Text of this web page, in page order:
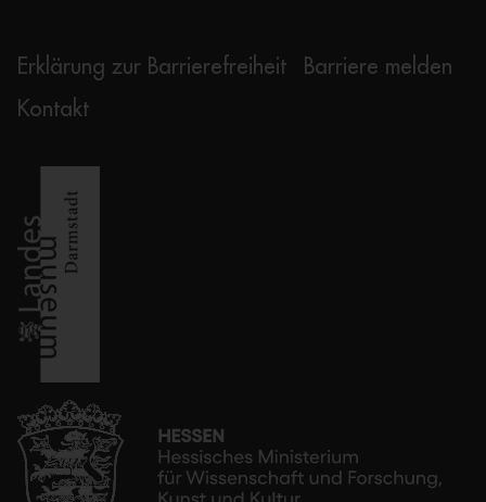
Erklärung zur Barrierefreiheit
Barriere melden
Kontakt